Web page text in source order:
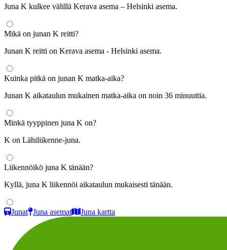
Juna K kulkee välillä Kerava asema – Helsinki asema.
Mikä on junan K reitti?
Junan K reitti on Kerava asema - Helsinki asema.
Kuinka pitkä on junan K matka-aika?
Junan K aikataulun mukainen matka-aika on noin 36 minuuttia.
Minkä tyyppinen juna K on?
K on Lähiliikenne-juna.
Liikennöikö juna K tänään?
Kyllä, juna K liikennöi aikataulun mukaisesti tänään.
Junat Juna asemat Juna kartta